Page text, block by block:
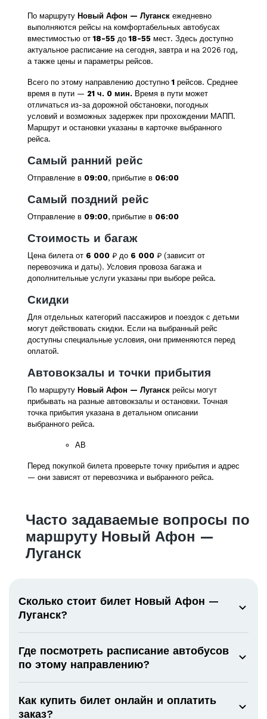
По маршруту Новый Афон — Луганск ежедневно
выполняются рейсы на комфортабельных автобусах
вместимостью от18-55 до18-55 мест. Здесь доступно
актуальное расписание на сегодня, завтра и на 2026 год,
а также цены и параметры рейсов.
Всего по этому направлению доступно1 рейсов. Среднее
время в пути — 21 ч. 0 мин. Время в пути может
отличаться из-за дорожной обстановки, погодных
условий и возможных задержек при прохождении МАПП.
Маршрут и остановки указаны в карточке выбранного
рейса.
Самый ранний рейс
Отправление в 09:00, прибытие в 06:00
Самый поздний рейс
Отправление в 09:00, прибытие в 06:00
Стоимость и багаж
Цена билета от 6 000 ₽ до 6 000 ₽ (зависит от
перевозчика и даты). Условия провоза багажа и
дополнительные услуги указаны при выборе рейса.
Скидки
Для отдельных категорий пассажиров и поездок с детьми
могут действовать скидки. Если на выбранный рейс
доступны специальные условия, они применяются перед
оплатой.
Автовокзалы и точки прибытия
По маршруту Новый Афон — Луганск рейсы могут
прибывать на разные автовокзалы и остановки. Точная
точка прибытия указана в детальном описании
выбранного рейса.
АВ
Перед покупкой билета проверьте точку прибытия и адрес
— они зависят от перевозчика и выбранного рейса.
Часто задаваемые вопросы по
маршруту Новый Афон —
Луганск
Сколько стоит билет Новый Афон —
Луганск?
Где посмотреть расписание автобусов
по этому направлению?
Как купить билет онлайн и оплатить
заказ?